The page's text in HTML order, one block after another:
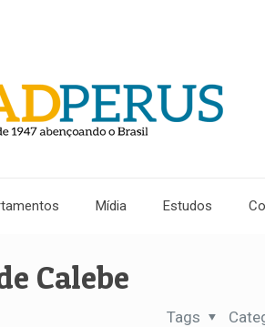
Mídia Estudos
Calebe
Tags